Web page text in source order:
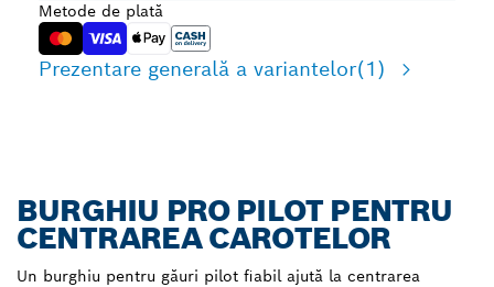
Metode de plată
Prezentare generală a variantelor(1)
BURGHIU PRO PILOT PENTRU
CENTRAREA CAROTELOR
Un burghiu pentru găuri pilot fiabil ajută la centrarea